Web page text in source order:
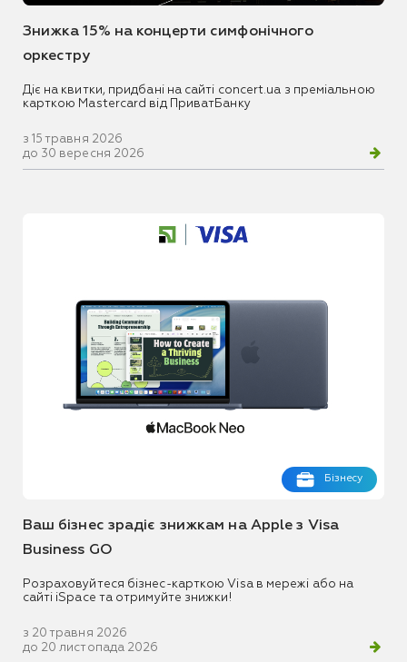
Знижка 15% на концерти симфонічного
оркестру
Діє на квитки, придбані на сайті concert.ua з преміальною
карткою Mastercard від ПриватБанку
з 15 травня 2026
до 30 вересня 2026
Бізнесу
Ваш бізнес зрадіє знижкам на Apple з Visa
Business GO
Розраховуйтеся бізнес-карткою Visa в мережі або на
сайті iSpace та отримуйте знижки!
з 20 травня 2026
до 20 листопада 2026